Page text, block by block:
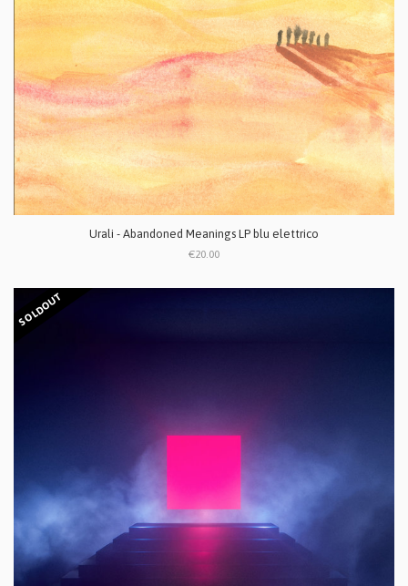
Urali - Abandoned Meanings LP blu elettrico
€20.00
SOLDOUT